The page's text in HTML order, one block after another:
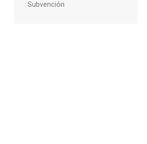
Subvención